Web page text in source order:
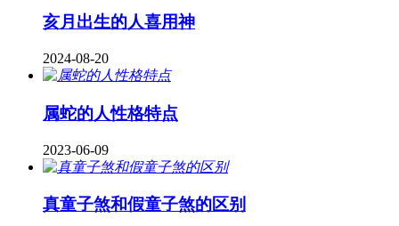
亥月出生的人喜用神
2024-08-20
属蛇的人性格特点
2023-06-09
真童子煞和假童子煞的区别